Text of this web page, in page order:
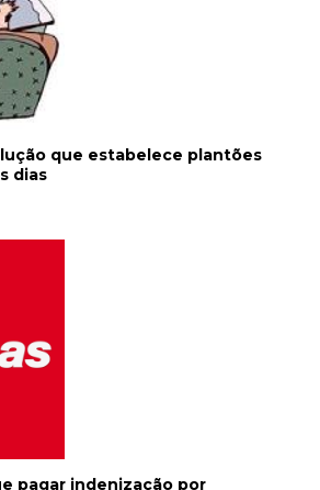
que estabelece plantões
dias
pagar indenização por